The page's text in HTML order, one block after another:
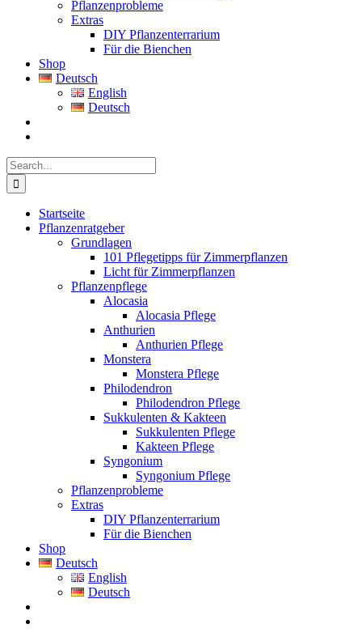
Pflanzenprobleme
Extras
DIY Pflanzenterrarium
Für die Bienchen
Shop
Deutsch
English
Deutsch
Search
for:
Startseite
Pflanzenratgeber
Grundlagen
101 Pflegetipps für Zimmerpflanzen
Licht für Zimmerpflanzen
Pflanzenpflege
Alocasia
Alocasia Pflege
Anthurien
Anthurien Pflege
Monstera
Monstera Pflege
Philodendron
Philodendron Pflege
Sukkulenten & Kakteen
Sukkulenten Pflege
Kakteen Pflege
Syngonium
Syngonium Pflege
Pflanzenprobleme
Extras
DIY Pflanzenterrarium
Für die Bienchen
Shop
Deutsch
English
Deutsch